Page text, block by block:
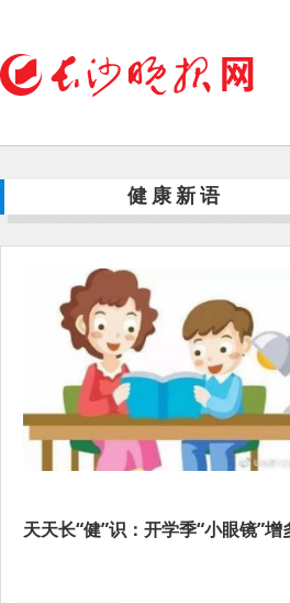
健康新语
天天长“健”识：开学季“小眼镜”